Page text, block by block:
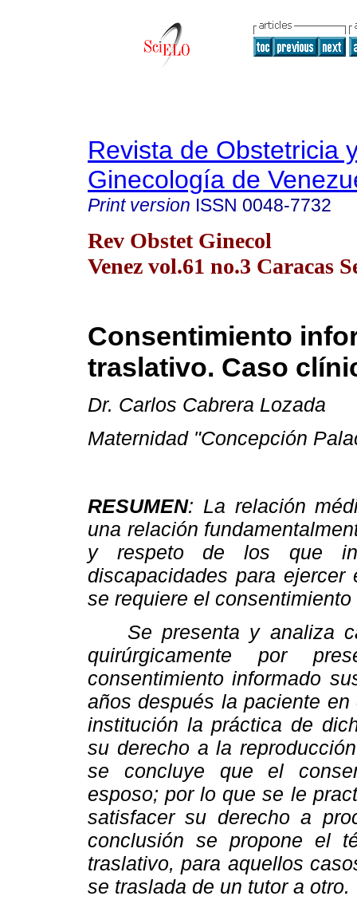
Revista de Obstetricia
Ginecología de
Print version ISSN 0048-7732
Rev Obstet Ginecol
Venez vol.61 no.3 Caracas
Consentimiento
traslativo. Caso
Dr. Carlos Cabrera Lozada
Maternidad "Concepción
RESUMEN: La relación
una relación
y respeto de los que
discapacidades para
se requiere el
Se presenta y analiza
quirúrgicamente por
consentimiento informado
años después la paciente
institución la práctica de
su derecho a la
se concluye que el
esposo; por lo que se le
satisfacer su derecho a
conclusión se propone el
traslativo, para aquellos
se traslada de un tutor a otro.